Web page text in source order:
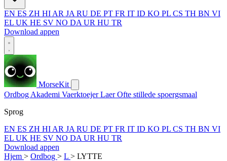
EN ES ZH HI AR JA RU DE PT FR IT ID KO PL CS TH BN VI
EL UK HE SV NO DA UR HU TR
Download appen
MorseKit
Ordbog Akademi VaerktoejerLaerOfte stillede spoergsmaal
Sprog
EN ES ZH HI AR JA RU DE PT FR IT ID KO PL CS TH BN VI
EL UK HE SV NO DA UR HU TR
Download appen
Hjem > Ordbog > L > LYTTE